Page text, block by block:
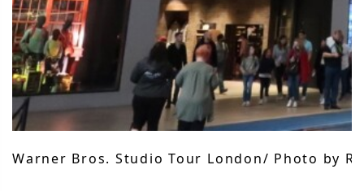
Warner Bros. Studio Tour London/ Photo by